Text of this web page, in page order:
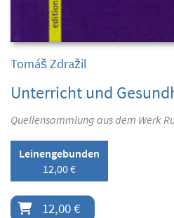
Tomáš Zdražil
Unterricht und
Quellensammlung aus dem Werk
Leinengebunden
12,00 €
12,00 €